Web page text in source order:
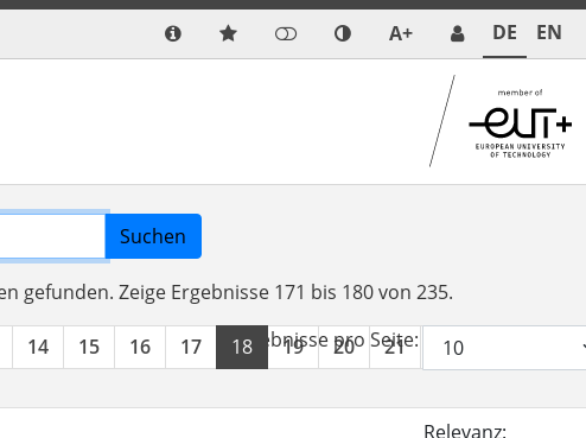
A+ DE EN
Suchen
gefunden. Zeige Ergebnisse 171 bis 180 von 235.
14 15 16 17 18 19 20 21 22
Ergebnisse pro Seite:
Relevanz: